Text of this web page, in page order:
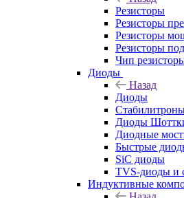
Резисторы
Резисторы
Резисторы
Резисторы
Чип
Диоды
Назад
Диоды
Диоды
Диодные
Быстрые
SiC диоды
TVS-диоды и
Индуктивные